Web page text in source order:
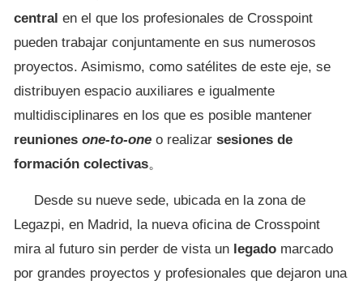
central en el que los profesionales de Crosspoint
pueden trabajar conjuntamente en sus numerosos
proyectos. Asimismo, como satélites de este eje, se
distribuyen espacio auxiliares e igualmente
multidisciplinares en los que es posible mantener
reuniones one-to-one o realizar sesiones de
formación colectivas。
Desde su nueve sede, ubicada en la zona de
Legazpi, en Madrid, la nueva oficina de Crosspoint
mira al futuro sin perder de vista un legado marcado
por grandes proyectos y profesionales que dejaron una